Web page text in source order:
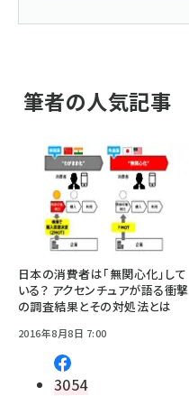
筆者の人気記事
日本の消費者は「無関心化」して
いる？ アクセンチュアが語る衝撃
の調査結果とその対処法とは
2016年8月8日 7:00
3054